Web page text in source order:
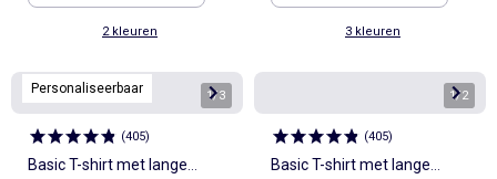
2 kleuren 3 kleuren
Personaliseerbaar 1/3
(405)
Basic T-shirt met lange
1/2
(405)
Basic T-shirt met lange